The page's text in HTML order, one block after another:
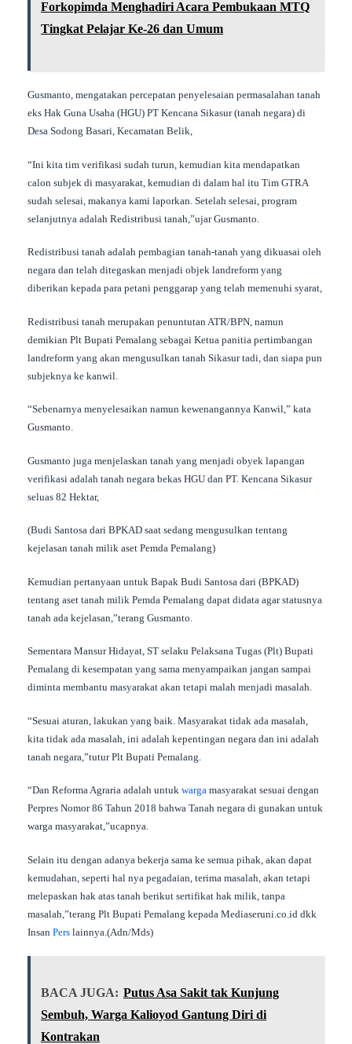
Forkopimda Menghadiri Acara Pembukaan MTQ
Tingkat Pelajar Ke-26 dan Umum
Gusmanto, mengatakan percepatan penyelesaian permasalahan tanah
eks Hak Guna Usaha (HGU) PT Kencana Sikasur (tanah negara) di
Desa Sodong Basari, Kecamatan Belik,
“Ini kita tim verifikasi sudah turun, kemudian kita mendapatkan
calon subjek di masyarakat, kemudian di dalam hal itu Tim GTRA
sudah selesai, makanya kami laporkan. Setelah selesai, program
selanjutnya adalah Redistribusi tanah,”ujar Gusmanto.
Redistribusi tanah adalah pembagian tanah-tanah yang dikuasai oleh
negara dan telah ditegaskan menjadi objek landreform yang
diberikan kepada para petani penggarap yang telah memenuhi syarat,
Redistribusi tanah merupakan penuntutan ATR/BPN, namun
demikian Plt Bupati Pemalang sebagai Ketua panitia pertimbangan
landreform yang akan mengusulkan tanah Sikasur tadi, dan siapa pun
subjeknya ke kanwil.
“Sebenarnya menyelesaikan namun kewenangannya Kanwil,” kata
Gusmanto.
Gusmanto juga menjelaskan tanah yang menjadi obyek lapangan
verifikasi adalah tanah negara bekas HGU dan PT. Kencana Sikasur
seluas 82 Hektar,
(Budi Santosa dari BPKAD saat sedang mengusulkan tentang
kejelasan tanah milik aset Pemda Pemalang)
Kemudian pertanyaan untuk Bapak Budi Santosa dari (BPKAD)
tentang aset tanah milik Pemda Pemalang dapat didata agar statusnya
tanah ada kejelasan,”terang Gusmanto.
Sementara Mansur Hidayat, ST selaku Pelaksana Tugas (Plt) Bupati
Pemalang di kesempatan yang sama menyampaikan jangan sampai
diminta membantu masyarakat akan tetapi malah menjadi masalah.
“Sesuai aturan, lakukan yang baik. Masyarakat tidak ada masalah,
kita tidak ada masalah, ini adalah kepentingan negara dan ini adalah
tanah negara,”tutur Plt Bupati Pemalang.
“Dan Reforma Agraria adalah untuk warga masyarakat sesuai dengan
Perpres Nomor 86 Tahun 2018 bahwa Tanah negara di gunakan untuk
warga masyarakat,”ucapnya.
Selain itu dengan adanya bekerja sama ke semua pihak, akan dapat
kemudahan, seperti hal nya pegadaian, terima masalah, akan tetapi
melepaskan hak atas tanah berikut sertifikat hak milik, tanpa
masalah,”terang Plt Bupati Pemalang kepada Mediaseruni.co.id dkk
Insan Pers lainnya.(Adn/Mds)
BACA JUGA: Putus Asa Sakit tak Kunjung
Sembuh, Warga Kalioyod Gantung Diri di
Kontrakan